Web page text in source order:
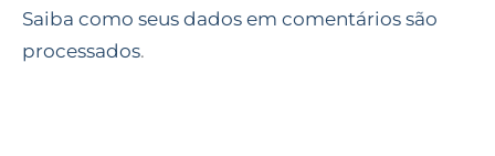
Saiba como seus dados em comentários são
processados.